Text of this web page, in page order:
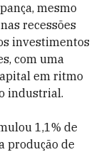
mesmo
recessões
investimentos
com uma
em ritmo
industrial.
1,1% de
produção de